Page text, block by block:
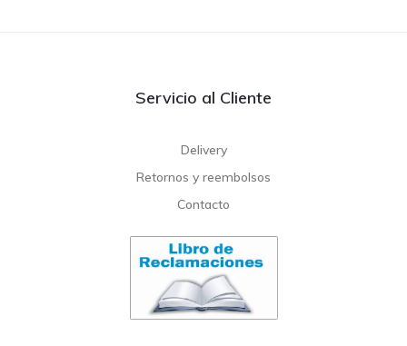
Servicio al Cliente
Delivery
Retornos y reembolsos
Contacto